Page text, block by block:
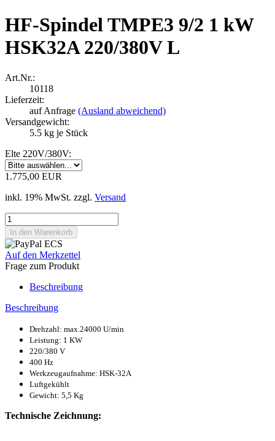
HF-Spindel TMPE3 9/2 1 kW
HSK32A 220/380V L
Art.Nr.:
10118
Lieferzeit:
auf Anfrage (Ausland abweichend)
Versandgewicht:
5.5 kg je Stück
Elte 220V/380V:
1.775,00 EUR
inkl. 19% MwSt. zzgl. Versand
Auf den Merkzettel
Frage zum Produkt
Beschreibung
Beschreibung
Drehzahl: max.24000 U/min
Leistung: 1 KW
220/380 V
400 Hz
Werkzeugaufnahme: HSK-32A
Luftgekühlt
Gewicht: 5,5 Kg
Technische Zeichnung: